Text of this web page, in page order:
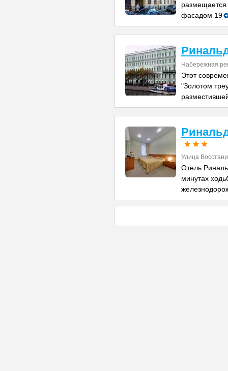
размещается
фасадом 19
Набережная
Этот
"Золотом
Улица
Отель
минутах